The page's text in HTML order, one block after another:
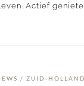
Actief
/ ZUID-HOLLAND